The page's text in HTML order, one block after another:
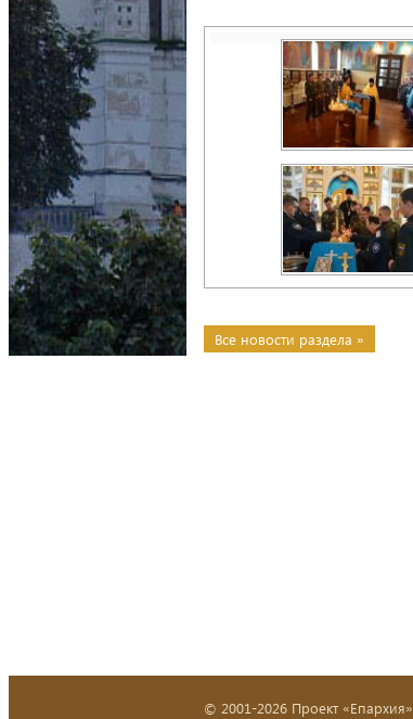
Все новости раздела »
© 2001-2026 Проект «Епархия»